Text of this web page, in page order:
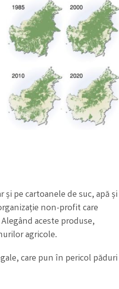
și pe cartoanele de suc, apă și
non-profit care
aceste produse,
agricole.
care pun în pericol păduri